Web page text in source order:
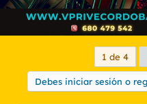
1 de 4
Debes iniciar sesión o